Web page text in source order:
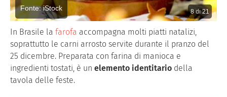
8di21
Fonte: iStock
In Brasile la farofa accompagna molti piatti natalizi,
soprattutto le carni arrosto servite durante il pranzo del
25 dicembre. Preparata con farina di manioca e
ingredienti tostati, è un elemento identitario della
tavola delle feste.